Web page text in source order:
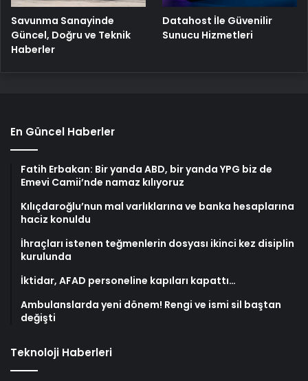
Savunma Sanayinde
Güncel, Doğru ve Teknik
Haberler
Datahost İle Güvenilir
Sunucu Hizmetleri
En Güncel Haberler
Fatih Erbakan: Bir yanda ABD, bir yanda YPG biz de
Emevi Camii’nde namaz kılıyoruz
Kılıçdaroğlu’nun mal varlıklarına ve banka hesaplarına
haciz konuldu
İhraçları istenen teğmenlerin dosyası ikinci kez disiplin
kurulunda
İktidar, AFAD personeline kapıları kapattı…
Ambulanslarda yeni dönem! Rengi ve ismi sil baştan
değişti
Teknoloji Haberleri